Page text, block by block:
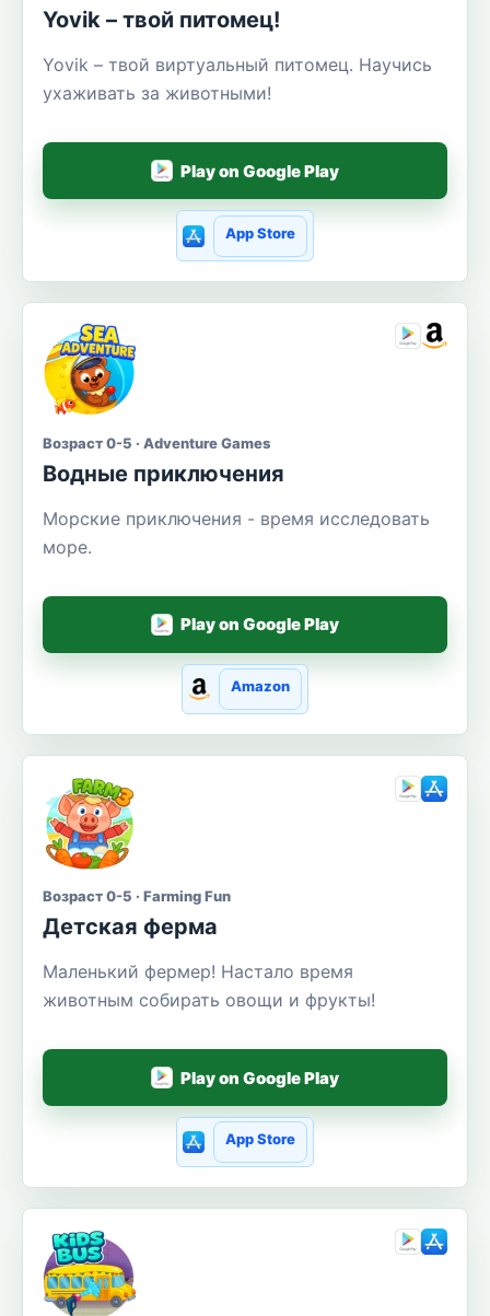
Yovik – твой питомец!
Yovik – твой виртуальный питомец. Научись
ухаживать за животными!
Play on Google Play
App Store
Возраст 0-5 · Adventure Games
Водные приключения
Морские приключения - время исследовать
море.
Play on Google Play
Amazon
Возраст 0-5 · Farming Fun
Детская ферма
Маленький фермер! Настало время
животным собирать овощи и фрукты!
Play on Google Play
App Store